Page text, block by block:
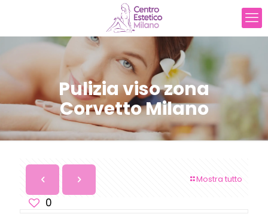
Pulizia viso zona
Corvetto Milano
Mostra tutto
0